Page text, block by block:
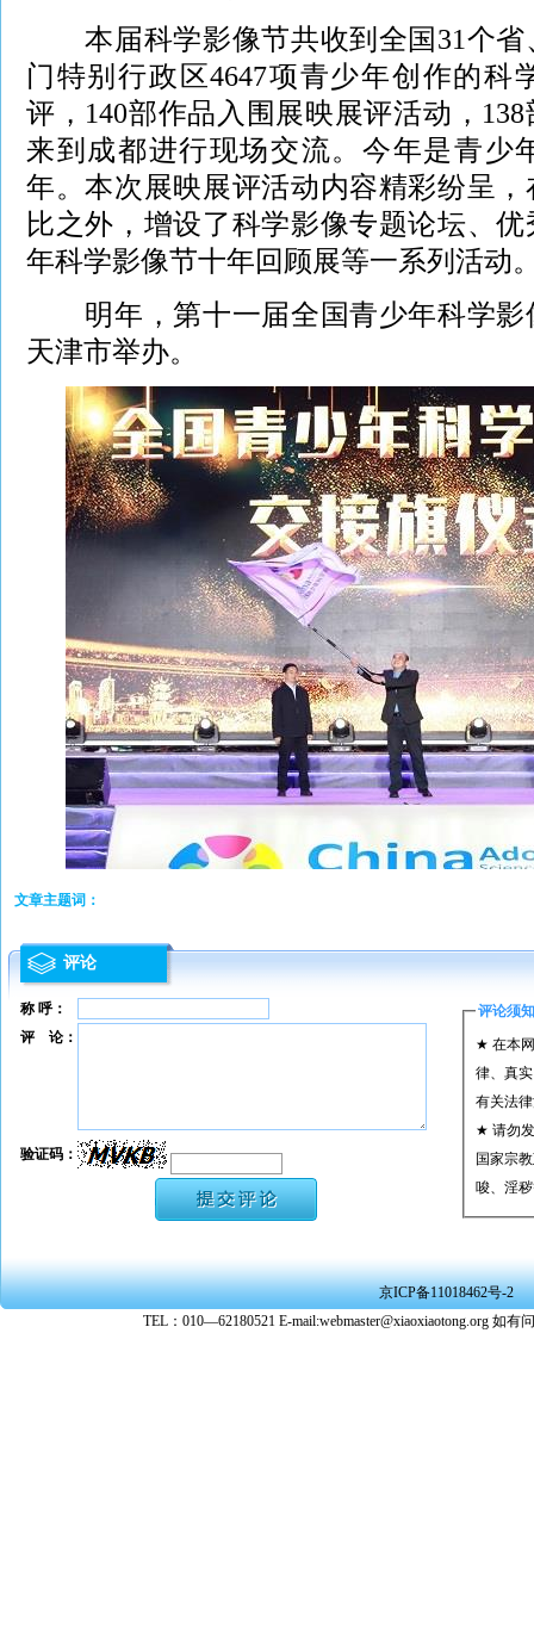
本届科学影像节共收到全国31个省
门特别行政区4647项青少年创作的科
评，140部作品入围展映展评活动，
来到成都进行现场交流。今年是青少
年。本次展映展评活动内容精彩纷呈
比之外，增设了科学影像专题论坛、
年科学影像节十年回顾展等一系列活动
明年，第十一届全国青少年科学影
天津市举办。
文章主题词：
评论
称 呼： 评论须知
★ 在本
律、真
有关法
★ 请勿
国家宗
唆、淫
★ 承担
★ 在本
转载、
★ 参与
评 论：
验证码：
京ICP备11018462号-2
TEL：010—62180521 E-mail:webmaster@xiaoxiaotong.org 如